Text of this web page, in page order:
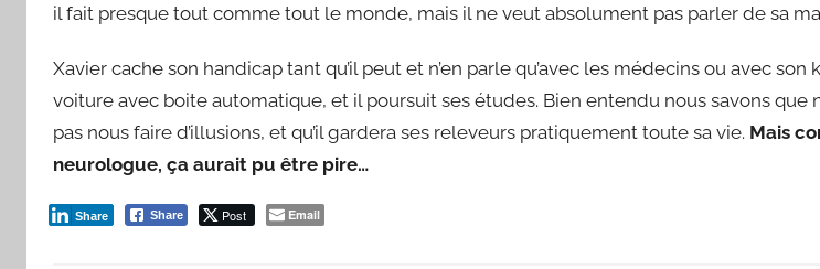
il fait presque tout comme tout le monde, mais il ne veut absolument pas parler de sa
Xavier cache son handicap tant qu’il peut et n’en parle qu’avec les médecins ou avec son
voiture avec boite automatique, et il poursuit ses études. Bien entendu nous savons que
pas nous faire d’illusions, et qu’il gardera ses releveurs pratiquement toute sa vie. Mais
neurologue, ça aurait pu être pire…
Share Post
Share Email